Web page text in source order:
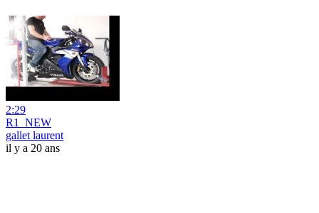
2:29
R1_NEW
gallet laurent
il y a 20 ans